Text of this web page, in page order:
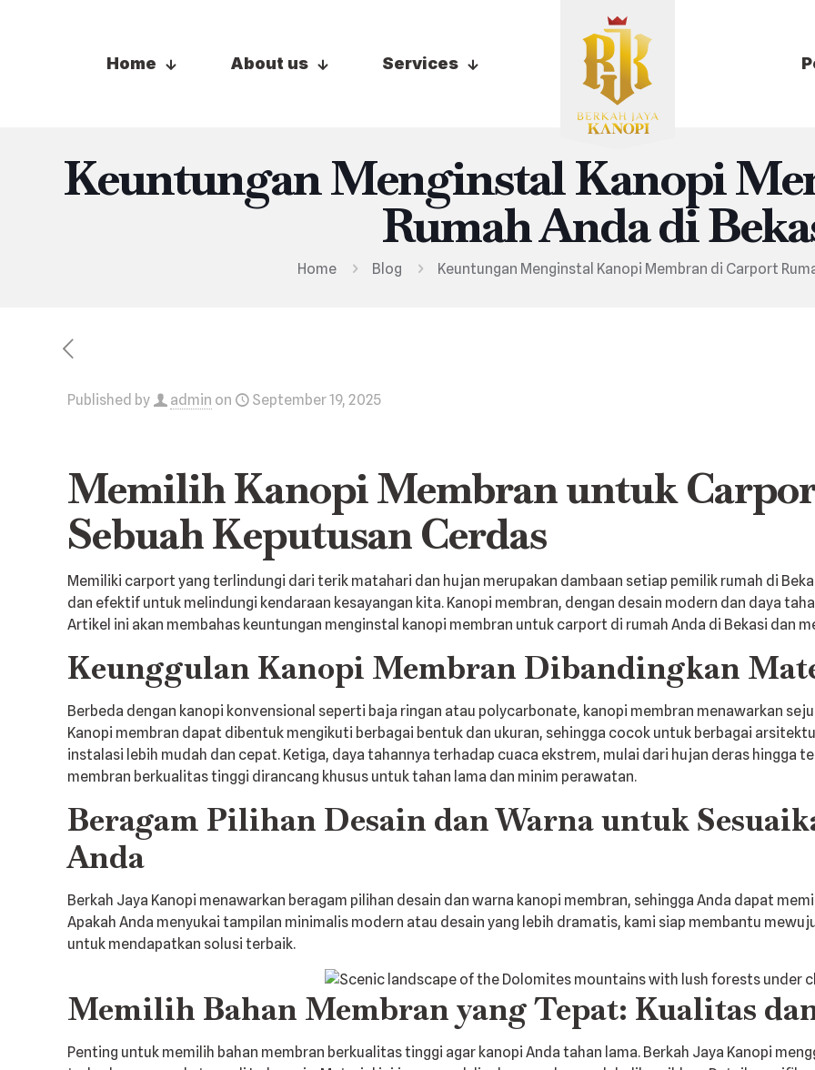
Home About us Services
Keuntungan Menginstal Kanopi
Rumah Anda di
Home Blog Keuntungan Menginstal Kanopi Membran di Carport
Published by admin on September 19, 2025
Memilih Kanopi Membran untuk
Sebuah Keputusan Cerdas
Memiliki carport yang terlindungi dari terik matahari dan hujan merupakan dambaan setiap pemilik rumah di
dan efektif untuk melindungi kendaraan kesayangan kita. Kanopi membran, dengan desain modern dan daya
Artikel ini akan membahas keuntungan menginstal kanopi membran untuk carport di rumah Anda di Bekasi dan
Keunggulan Kanopi Membran Dibandingkan
Berbeda dengan kanopi konvensional seperti baja ringan atau polycarbonate, kanopi membran menawarkan
Kanopi membran dapat dibentuk mengikuti berbagai bentuk dan ukuran, sehingga cocok untuk berbagai
instalasi lebih mudah dan cepat. Ketiga, daya tahannya terhadap cuaca ekstrem, mulai dari hujan deras hingga
membran berkualitas tinggi dirancang khusus untuk tahan lama dan minim perawatan.
Beragam Pilihan Desain dan Warna untuk
Anda
Berkah Jaya Kanopi menawarkan beragam pilihan desain dan warna kanopi membran, sehingga Anda dapat
Apakah Anda menyukai tampilan minimalis modern atau desain yang lebih dramatis, kami siap membantu
untuk mendapatkan solusi terbaik.
Memilih Bahan Membran yang Tepat: Kualitas
Penting untuk memilih bahan membran berkualitas tinggi agar kanopi Anda tahan lama. Berkah Jaya Kanopi